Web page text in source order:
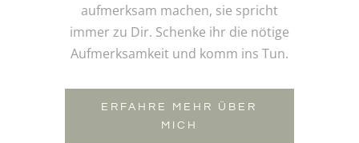
aufmerksam machen, sie spricht
immer zu Dir. Schenke ihr die nötige
Aufmerksamkeit und komm ins Tun.
ERFAHRE MEHR ÜBER
MICH